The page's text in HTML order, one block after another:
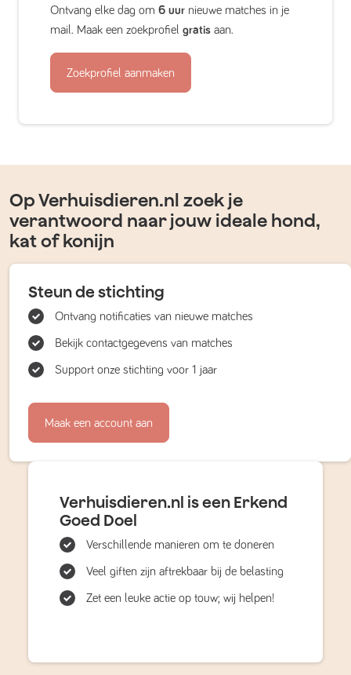
Ontvang elke dag om 6 uur nieuwe matches in je
mail. Maak een zoekprofiel gratis aan.
Zoekprofiel aanmaken
Op Verhuisdieren.nl zoek je
verantwoord naar jouw ideale hond,
kat of konijn
Steun de stichting
Ontvang notificaties van nieuwe matches
Bekijk contactgegevens van matches
Support onze stichting voor 1 jaar
Maak een account aan
Verhuisdieren.nl is een Erkend
Goed Doel
Verschillende manieren om te doneren
Veel giften zijn aftrekbaar bij de belasting
Zet een leuke actie op touw; wij helpen!